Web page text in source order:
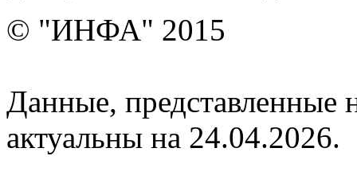
© "ИНФА" 2015
Данные, представленные
актуальны на 24.04.2026.